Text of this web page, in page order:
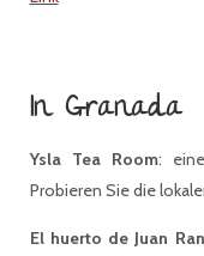
In Granada
Ysla Tea Room:
Probieren Sie die
El huerto de Juan